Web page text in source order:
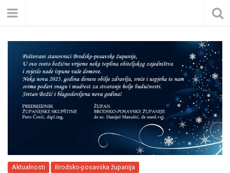
Aktualnosti Brodsko-posavska županija